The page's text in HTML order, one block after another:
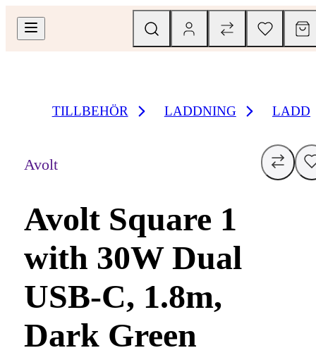
TILLBEHÖR LADDNING
Avolt
Avolt Square 1
with 30W Dual
USB-C, 1.8m,
Dark Green